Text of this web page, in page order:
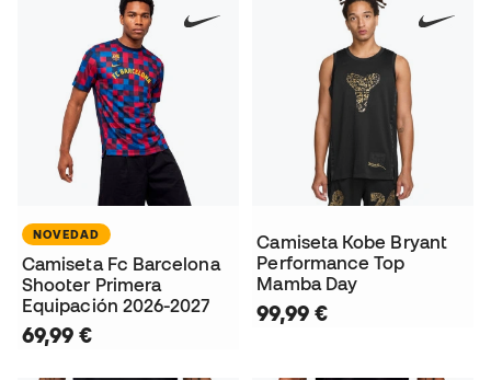
NOVEDAD
Camiseta Fc Barcelona
Shooter Primera
Equipación 2026-2027
69,99 €
Camiseta Kobe Bryant
Performance Top
Mamba Day
99,99 €